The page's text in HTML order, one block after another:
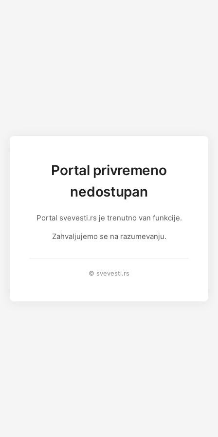
Portal privremeno
nedostupan
Portal svevesti.rs je trenutno van funkcije.
Zahvaljujemo se na razumevanju.
© svevesti.rs